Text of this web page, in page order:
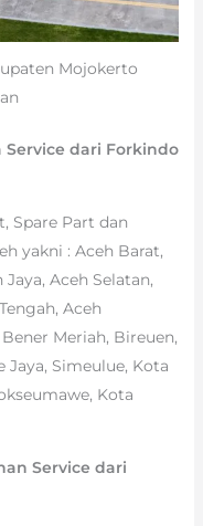
Mojokerto
Service dari Forkindo
Spare Part dan
yakni : Aceh Barat,
Aceh Selatan,
Aceh
Meriah, Bireuen,
Jaya, Simeulue, Kota
Kota
Service dari